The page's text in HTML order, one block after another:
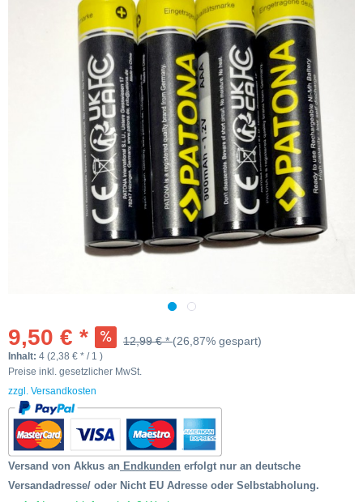
9,50 € * 12,99 € *(26,87% gespart)
Inhalt: 4 (2,38 € * / 1 )
Preise inkl. gesetzlicher MwSt.
zzgl. Versandkosten
Versand von Akkus an Endkunden erfolgt nur an deutsche
Versandadresse/ oder Nicht EU Adresse oder Selbstabholung.